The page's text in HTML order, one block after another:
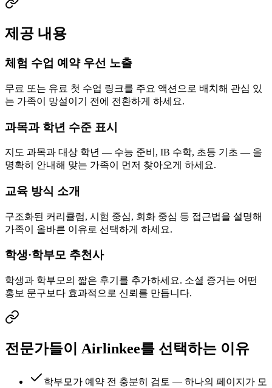
제공 내용
체험 수업 예약 우선 노출
무료 또는 유료 첫 수업 링크를 주요 액션으로 배치해 관심 있
는 가족이 망설이기 전에 전환하게 하세요.
과목과 학년 수준 표시
지도 과목과 대상 학년 — 수능 준비, IB 수학, 초등 기초 — 을
명확히 안내해 맞는 가족이 먼저 찾아오게 하세요.
교육 방식 소개
구조화된 커리큘럼, 시험 중심, 회화 중심 등 접근법을 설명해
가족이 올바른 이유로 선택하게 하세요.
학생·학부모 추천사
학생과 학부모의 짧은 후기를 추가하세요. 소셜 증거는 어떤
홍보 문구보다 효과적으로 신뢰를 만듭니다.
전문가들이 Airlinkee를 선택하는 이유
학부모가 예약 전 충분히 검토 — 하나의 페이지가 모